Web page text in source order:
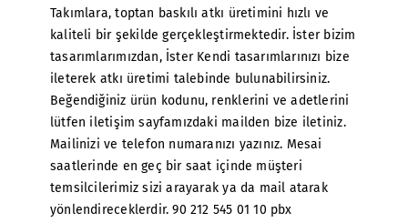
Takımlara, toptan baskılı atkı üretimini hızlı ve
kaliteli bir şekilde gerçekleştirmektedir. İster bizim
tasarımlarımızdan, İster Kendi tasarımlarınızı bize
ileterek atkı üretimi talebinde bulunabilirsiniz.
Beğendiğiniz ürün kodunu, renklerini ve adetlerini
lütfen iletişim sayfamızdaki mailden bize iletiniz.
Mailinizi ve telefon numaranızı yazınız. Mesai
saatlerinde en geç bir saat içinde müşteri
temsilcilerimiz sizi arayarak ya da mail atarak
yönlendireceklerdir. 90 212 545 01 10 pbx